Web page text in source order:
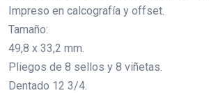
Impreso en calcografía y offset.
Tamaño:
49,8 x 33,2 mm.
Pliegos de 8 sellos y 8 viñetas.
Dentado 12 3/4.